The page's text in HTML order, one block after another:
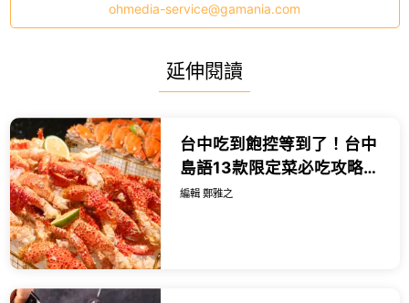
ohmedia-service@gamania.com
延伸閱讀
台中吃到飽控等到了！台中
島語13款限定菜必吃攻略，
芋香佛跳牆 芋頭奶酒先推。
編輯 鄭雅之